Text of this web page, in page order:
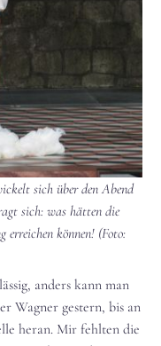
sich über den Abend
sich: was hätten die
können! (Foto:
anders kann man
Wagner gestern, bis an
heran. Mir fehlten die